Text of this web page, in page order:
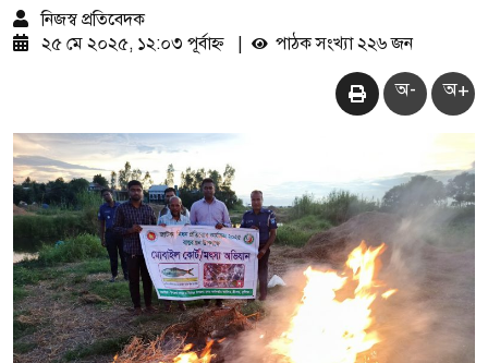
নিজস্ব প্রতিবেদক
২৫ মে ২০২৫, ১২:০৩ পূর্বাহ্ন
পাঠক সংখ্যা ২২৬ জন
অ- অ+